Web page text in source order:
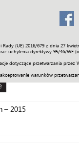
(UE) 2016/679 z dnia 27
uchylenia dyrektywy 95/46/WE
dotyczące przetwarzania
warunków
Społeczność
– 2015